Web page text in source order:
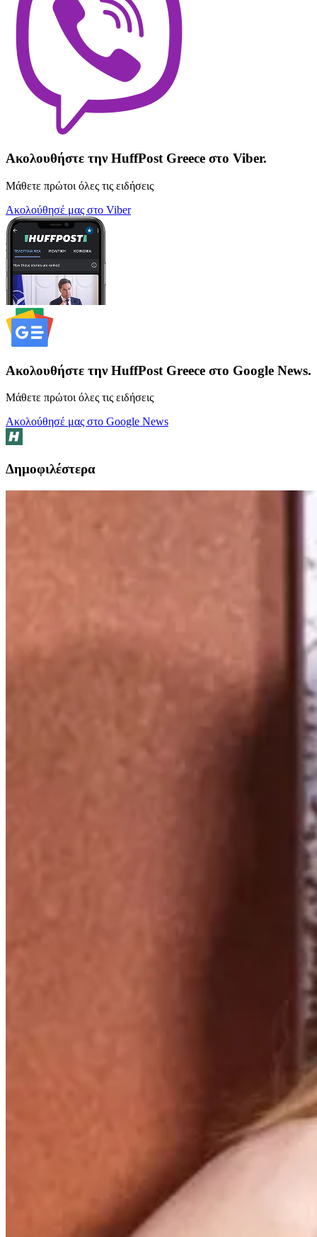
Ακολουθήστε την HuffPost Greece στο Viber.
Μάθετε πρώτοι όλες τις ειδήσεις
Ακολούθησέ μας στο Viber
Ακολουθήστε την HuffPost Greece στο Google News.
Μάθετε πρώτοι όλες τις ειδήσεις
Ακολούθησέ μας στο Google News
Δημοφιλέστερα